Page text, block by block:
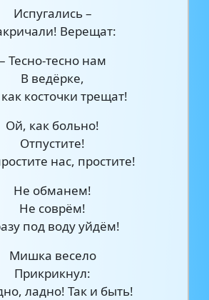
Испугались –
Верещат:
– Тесно-тесно нам
В ведёрке,
косточки трещат!
Ой, как больно!
Отпустите!
нас, простите!
Не обманем!
Не соврём!
под воду уйдём!
Мишка весело
Прикрикнул:
ладно! Так и быть!